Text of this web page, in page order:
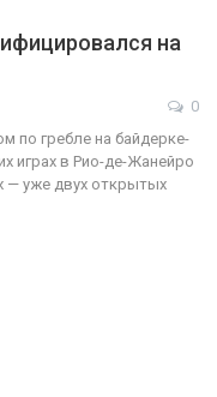
на
0
по гребле на байдерке-
играх в Рио-де-Жанейро
— уже двух открытых